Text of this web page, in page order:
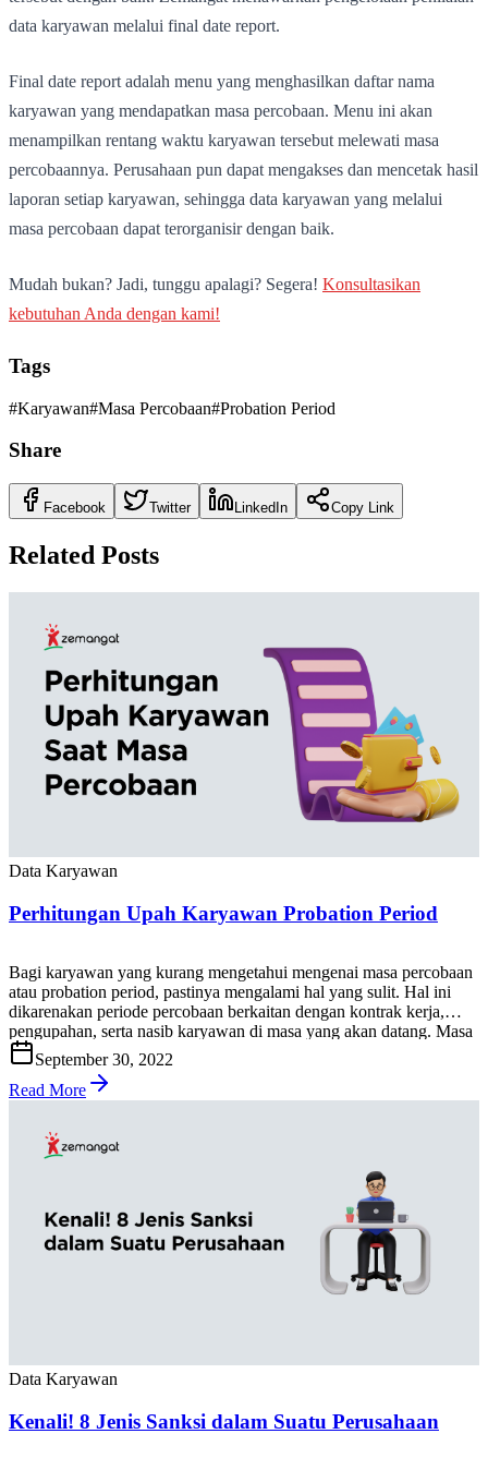
data karyawan melalui final date report.
Final date report adalah menu yang menghasilkan daftar nama
karyawan yang mendapatkan masa percobaan. Menu ini akan
menampilkan rentang waktu karyawan tersebut melewati masa
percobaannya. Perusahaan pun dapat mengakses dan mencetak hasil
laporan setiap karyawan, sehingga data karyawan yang melalui
masa percobaan dapat terorganisir dengan baik.
Mudah bukan? Jadi, tunggu apalagi? Segera! Konsultasikan
kebutuhan Anda dengan kami!
Tags
#Karyawan#Masa Percobaan#Probation Period
Share
Facebook Twitter LinkedIn Copy Link
Related Posts
Data Karyawan
Perhitungan Upah Karyawan Probation Period
Bagi karyawan yang kurang mengetahui mengenai masa percobaan
atau probation period, pastinya mengalami hal yang sulit. Hal ini
dikarenakan periode percobaan berkaitan dengan kontrak kerja,
pengupahan, serta nasib karyawan di masa yang akan datang. Masa
percobaan adalah periode di mana perusahaan melakukan penilaian
terhadap calon karyawan maupun karyawan tetap selama rentang
waktu tertentu. Artikel ini […]
September 30, 2022
Read More
Data Karyawan
Kenali! 8 Jenis Sanksi dalam Suatu Perusahaan